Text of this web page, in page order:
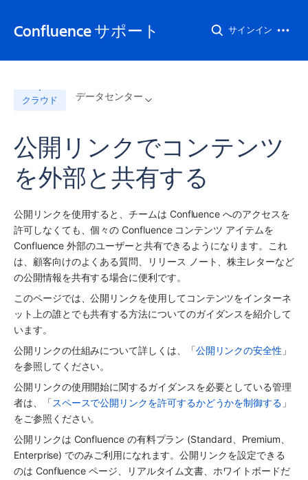
Confluence サポート サインイン
クラウド データセンター
公開リンクでコンテンツ
を外部と共有する
公開リンクを使用すると、チームは Confluence へのアクセスを
許可しなくても、個々の Confluence コンテンツ アイテムを
Confluence 外部のユーザーと共有できるようになります。これ
は、顧客向けのよくある質問、リリース ノート、株主レターなど
の公開情報を共有する場合に便利です。
このページでは、公開リンクを使用してコンテンツをインターネ
ット上の誰とでも共有する方法についてのガイダンスを紹介して
います。
公開リンクの仕組みについて詳しくは、「公開リンクの安全性 」
を参照してください。
公開リンクの使用開始に関するガイダンスを必要としている管理
者は、「スペースで公開リンクを許可するかどうかを制御する 」
をご参照ください。
公開リンクは Confluence の有料プラン (Standard、Premium、
Enterprise) でのみご利用になれます。公開リンクを設定できる
のは Confluence ページ、リアルタイム文書、ホワイトボードだ